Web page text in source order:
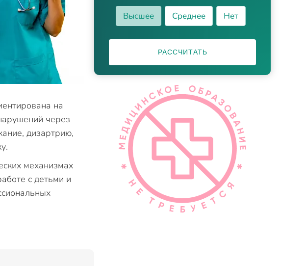
Высшее
Среднее Нет
РАССЧИТАТЬ
на
через
дизартрию,
механизмах
с детьми и